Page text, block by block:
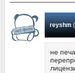
reyshm
не